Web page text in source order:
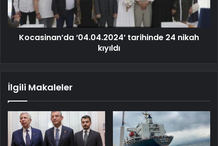
Kocasinan’da ‘04.04.2024’ tarihinde 24 nikah
kıyıldı
İlgili Makaleler